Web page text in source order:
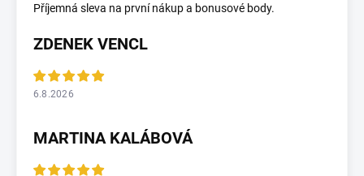
Příjemná sleva na první nákup a bonusové body.
ZDENEK VENCL
6.8.2026
MARTINA KALÁBOVÁ